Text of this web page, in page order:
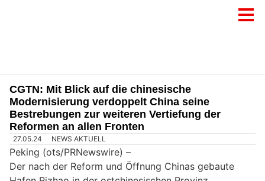
CGTN: Mit Blick auf die chinesische
Modernisierung verdoppelt China seine
Bestrebungen zur weiteren Vertiefung der
Reformen an allen Fronten
27.05.24 NEWS AKTUELL
Peking (ots/PRNewswire) –
Der nach der Reform und Öffnung Chinas gebaute